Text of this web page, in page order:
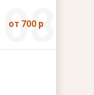
от 700 р